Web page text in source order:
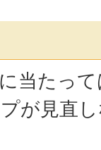
当たっ
が見直